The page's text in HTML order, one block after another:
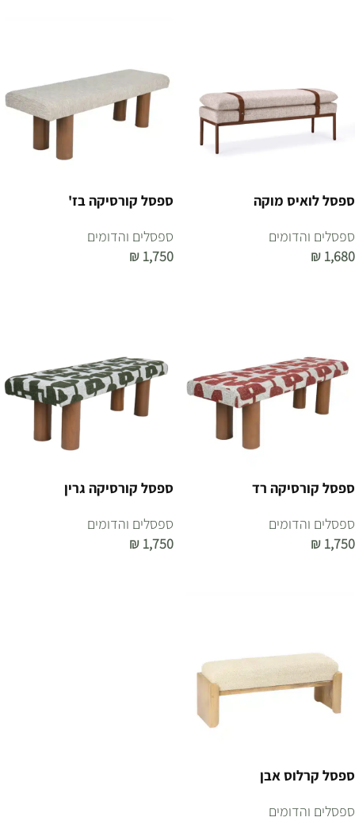
ספסל לואיס מוקה
ספסלים והדומים
₪ 1,680
ספסל קורסיקה בז'
ספסלים והדומים
₪ 1,750
ספסל קורסיקה רד
ספסלים והדומים
₪ 1,750
ספסל קורסיקה גרין
ספסלים והדומים
₪ 1,750
ספסל קרלוס אבן
ספסלים והדומים